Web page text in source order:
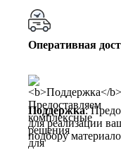
Оперативная
Поддержка:
для реализации
подбору